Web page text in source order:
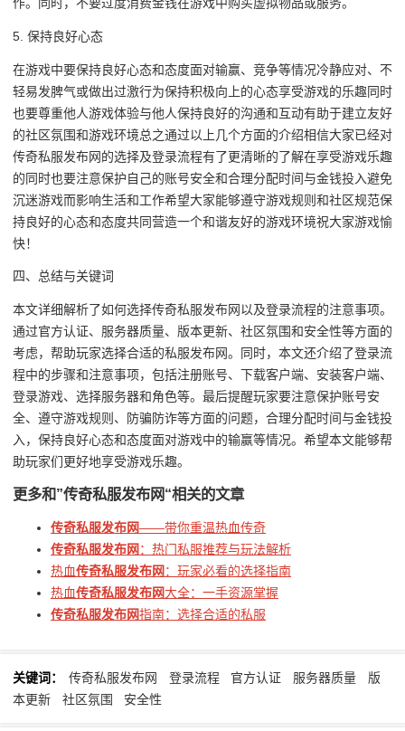
作。同时，不要过度消费金钱在游戏中购买虚拟物品或服务。
5. 保持良好心态
在游戏中要保持良好心态和态度面对输赢、竞争等情况冷静应对、不
轻易发脾气或做出过激行为保持积极向上的心态享受游戏的乐趣同时
也要尊重他人游戏体验与他人保持良好的沟通和互动有助于建立友好
的社区氛围和游戏环境总之通过以上几个方面的介绍相信大家已经对
传奇私服发布网的选择及登录流程有了更清晰的了解在享受游戏乐趣
的同时也要注意保护自己的账号安全和合理分配时间与金钱投入避免
沉迷游戏而影响生活和工作希望大家能够遵守游戏规则和社区规范保
持良好的心态和态度共同营造一个和谐友好的游戏环境祝大家游戏愉
快！
四、总结与关键词
本文详细解析了如何选择传奇私服发布网以及登录流程的注意事项。
通过官方认证、服务器质量、版本更新、社区氛围和安全性等方面的
考虑，帮助玩家选择合适的私服发布网。同时，本文还介绍了登录流
程中的步骤和注意事项，包括注册账号、下载客户端、安装客户端、
登录游戏、选择服务器和角色等。最后提醒玩家要注意保护账号安
全、遵守游戏规则、防骗防诈等方面的问题，合理分配时间与金钱投
入，保持良好心态和态度面对游戏中的输赢等情况。希望本文能够帮
助玩家们更好地享受游戏乐趣。
更多和”传奇私服发布网“相关的文章
传奇私服发布网——带你重温热血传奇
传奇私服发布网 ：热门私服推荐与玩法解析
热血传奇私服发布网 ：玩家必看的选择指南
热血传奇私服发布网大全：一手资源掌握
传奇私服发布网指南：选择合适的私服
关键词： 传奇私服发布网 登录流程 官方认证 服务器质量
版
本更新
社区氛围 安全性